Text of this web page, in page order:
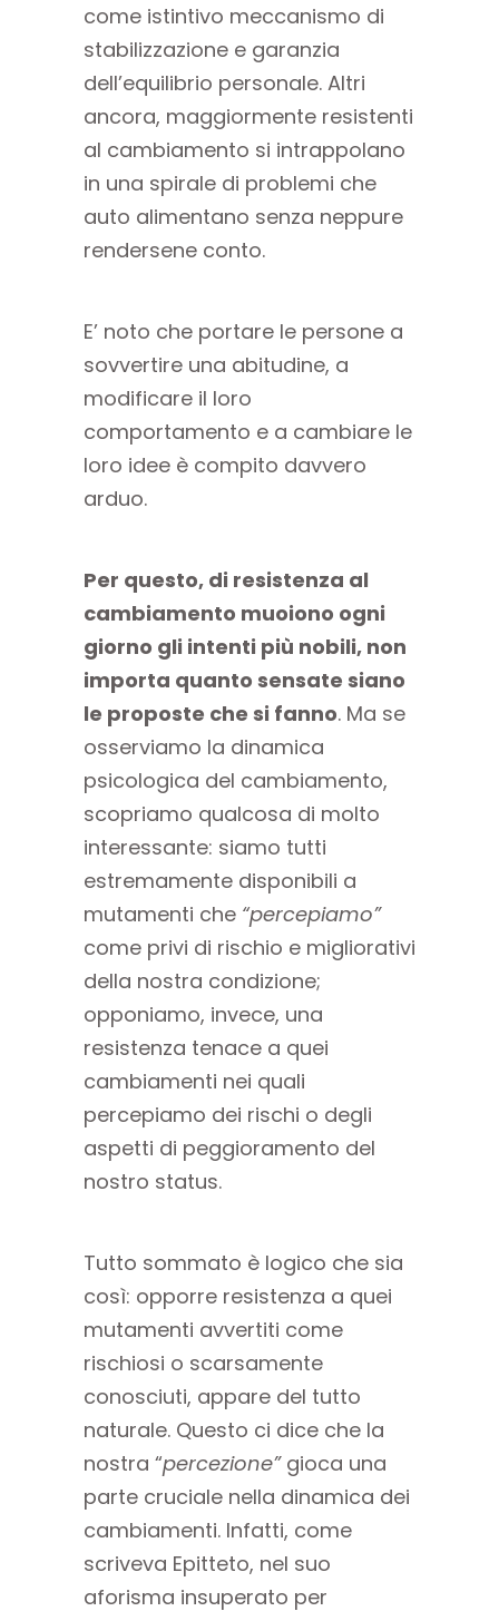
come istintivo meccanismo di
stabilizzazione e garanzia
dell’equilibrio personale. Altri
ancora, maggiormente resistenti
al cambiamento si intrappolano
in una spirale di problemi che
auto alimentano senza neppure
rendersene conto.
E’ noto che portare le persone a
sovvertire una abitudine, a
modificare il loro
comportamento e a cambiare le
loro idee è compito davvero
arduo.
Per questo, di resistenza al
cambiamento muoiono ogni
giorno gli intenti più nobili, non
importa quanto sensate siano
le proposte che si fanno. Ma se
osserviamo la dinamica
psicologica del cambiamento,
scopriamo qualcosa di molto
interessante: siamo tutti
estremamente disponibili a
mutamenti che “percepiamo”
come privi di rischio e migliorativi
della nostra condizione;
opponiamo, invece, una
resistenza tenace a quei
cambiamenti nei quali
percepiamo dei rischi o degli
aspetti di peggioramento del
nostro status.
Tutto sommato è logico che sia
così: opporre resistenza a quei
mutamenti avvertiti come
rischiosi o scarsamente
conosciuti, appare del tutto
naturale. Questo ci dice che la
nostra “percezione”gioca una
parte cruciale nella dinamica dei
cambiamenti. Infatti, come
scriveva Epitteto, nel suo
aforisma insuperato per